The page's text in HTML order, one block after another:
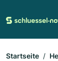
Startseite